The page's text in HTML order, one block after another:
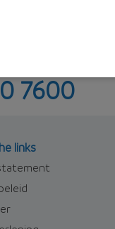
je vragen
7600
links